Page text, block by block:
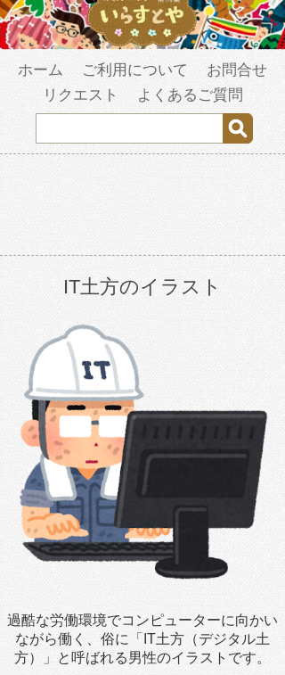
ホーム ご利用について
お問合せ
リクエスト
よくあるご質問
IT土方のイラスト
過酷な労働環境でコンピューターに向かい
ながら働く、俗に「IT土方（デジタル土
方）」と呼ばれる男性のイラストです。